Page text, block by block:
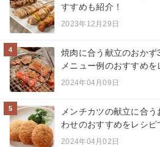
すすめも紹介！
2023年12月29日
4
焼肉に合う献立のおか
メニュー例のおすすめを
2024年04月09日
5
メンチカツの献立に合
わせのおすすめをレシピ
2024年04月02日